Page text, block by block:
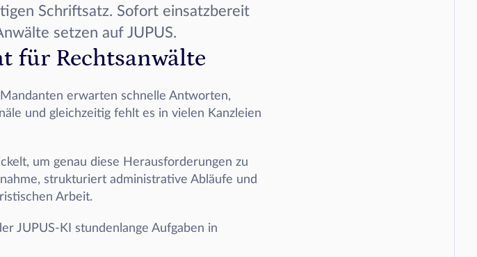
Schriftsatz. Sofort einsatzbereit
setzen auf JUPUS.
für Rechtsanwälte
erwarten schnelle Antworten,
und gleichzeitig fehlt es in vielen Kanzleien
um genau diese Herausforderungen zu
strukturiert administrative Abläufe und
Arbeit.
JUPUS-KI stundenlange Aufgaben in